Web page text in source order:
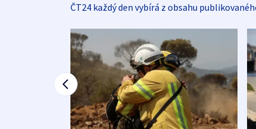
ČT24 každý den vybírá z obsahu